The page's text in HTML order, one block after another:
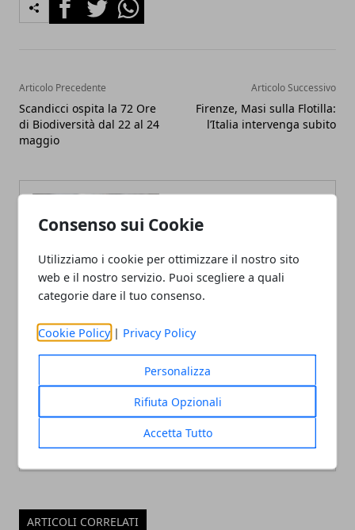
Consenso sui Cookie
Utilizziamo i cookie per ottimizzare il nostro sito
web e il nostro servizio. Puoi scegliere a quali
categorie dare il tuo consenso.
Cookie Policy | Privacy Policy
Personalizza
Rifiuta Opzionali
Accetta Tutto
Articolo Precedente
Scandicci ospita la 72 Ore
di Biodiversità dal 22 al 24
maggio
Articolo Successivo
Firenze, Masi sulla Flotilla:
l’Italia intervenga subito
Fabiana Fissore
Fabiana Fissore è web editor e
lifestyle urbano ed eventi locali.
Racconta la città con uno stile fresco
e coinvolgente, a stretto contatto con
il territorio.
ARTICOLI CORRELATI